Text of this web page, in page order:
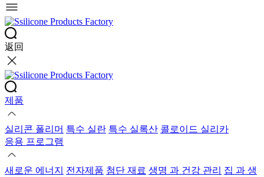
返回
제품
실리콘 폴리머 특수 실란 특수 실록산 콜로이드 실리카
응용 프로그램
새로운 에너지 전자제품 첨단 재료 생명 과 건강 관리 집 과 생